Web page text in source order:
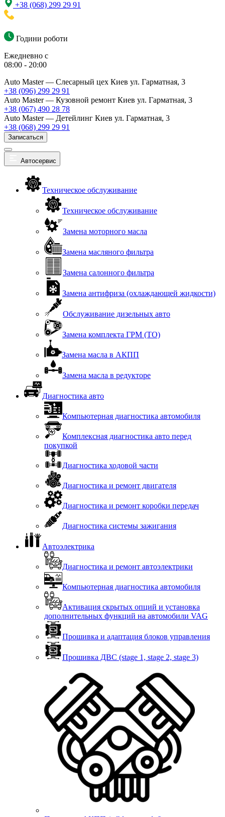
+38 (068) 299 29 91
Години роботи
Ежедневно с
08:00 - 20:00
Auto Master — Слесарный цех Киев ул. Гарматная, 3
+38 (096) 299 29 91
Auto Master — Кузовной ремонт Киев ул. Гарматная, 3
+38 (067) 490 28 78
Auto Master — Детейлинг Киев ул. Гарматная, 3
+38 (068) 299 29 91
Записаться
Автосервис
Техническое обслуживание
Техническое обслуживание
Замена моторного масла
Замена масляного фильтра
Замена салонного фильтра
Замена антифриза (охлаждающей жидкости)
Обслуживание дизельных авто
Замена комплекта ГРМ (ТО)
Замена масла в АКПП
Замена масла в редукторе
Диагностика авто
Компьютерная диагностика автомобиля
Комплексная диагностика авто перед
покупкой
Диагностика ходовой части
Диагностика и ремонт двигателя
Диагностика и ремонт коробки передач
Диагностика системы зажигания
Автоэлектрика
Диагностика и ремонт автоэлектрики
Компьютерная диагностика автомобиля
Активация скрытых опций и установка
дополнительных функций на автомобили VAG
Прошивка и адаптация блоков управления
Прошивка ДВС (stage 1, stage 2, stage 3)